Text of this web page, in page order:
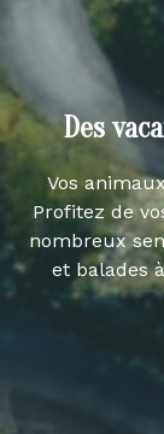
Des
Vos
Profitez de
nombreux
et balades